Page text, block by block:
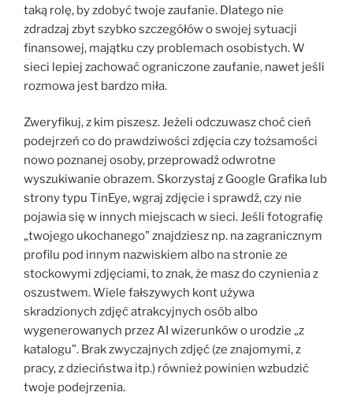
taką rolę, by zdobyć twoje zaufanie. Dlatego nie
zdradzaj zbyt szybko szczegółów o swojej sytuacji
finansowej, majątku czy problemach osobistych. W
sieci lepiej zachować ograniczone zaufanie, nawet jeśli
rozmowa jest bardzo miła.
Zweryfikuj, z kim piszesz. Jeżeli odczuwasz choć cień
podejrzeń co do prawdziwości zdjęcia czy tożsamości
nowo poznanej osoby, przeprowadź odwrotne
wyszukiwanie obrazem. Skorzystaj z Google Grafika lub
strony typu TinEye, wgraj zdjęcie i sprawdź, czy nie
pojawia się w innych miejscach w sieci. Jeśli fotografię
„twojego ukochanego” znajdziesz np. na zagranicznym
profilu pod innym nazwiskiem albo na stronie ze
stockowymi zdjęciami, to znak, że masz do czynienia z
oszustwem. Wiele fałszywych kont używa
skradzionych zdjęć atrakcyjnych osób albo
wygenerowanych przez AI wizerunków o urodzie „z
katalogu”. Brak zwyczajnych zdjęć (ze znajomymi, z
pracy, z dzieciństwa itp.) również powinien wzbudzić
twoje podejrzenia.